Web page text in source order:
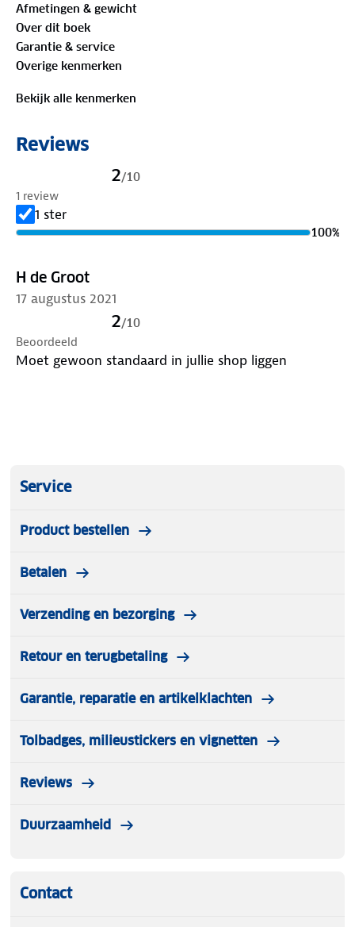
horeca, musea en toeristische informatie. In totaal
zijn er 40 wandelregiokaarten verkrijgbaar.
Afmetingen & gewicht
Over dit boek
Garantie & service
Overige kenmerken
Bekijk alle kenmerken
Reviews
2/10
1 review
1 ster
100%
H de Groot
17 augustus 2021
2/10
Beoordeeld
Moet gewoon standaard in jullie shop liggen
Service
Product bestellen
Betalen
Verzending en bezorging
Retour en terugbetaling
Garantie, reparatie en artikelklachten
Tolbadges, milieustickers en vignetten
Reviews
Duurzaamheid
Contact